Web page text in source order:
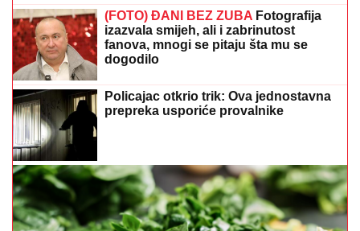
(FOTO) ĐANI BEZ ZUBA Fotografija
izazvala smijeh, ali i zabrinutost
fanova, mnogi se pitaju šta mu se
dogodilo
Policajac otkrio trik: Ova jednostavna
prepreka usporiće provalnike